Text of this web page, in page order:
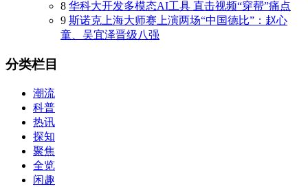
8 华科大开发多模态AI工具 直击视频“穿帮”痛点
9 斯诺克上海大师赛上演两场“中国德比”：赵心
童、吴宜泽晋级八强
分类栏目
潮流
科普
热讯
探知
聚焦
全览
闲趣